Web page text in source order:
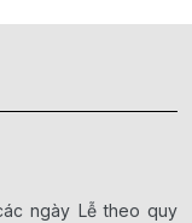
ngày Lễ theo quy